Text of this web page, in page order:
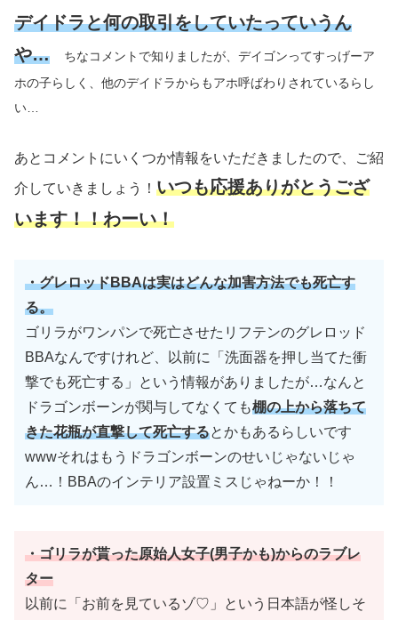
デイドラと何の取引をしていたっていうん
や…
ちなコメントで知りましたが、デイゴンってすっげーア
ホの子らしく、他のデイドラからもアホ呼ばわりされているらし
い…
あとコメントにいくつか情報をいただきましたので、ご紹
介していきましょう！ いつも応援ありがとうござ
います！！わーい！
・グレロッドBBAは実はどんな加害方法でも死亡す
る。
ゴリラがワンパンで死亡させたリフテンのグレロッド
BBAなんですけれど、以前に「洗面器を押し当てた衝
撃でも死亡する」という情報がありましたが…なんと
ドラゴンボーンが関与してなくても棚の上から落ちて
きた花瓶が直撃して死亡するとかもあるらしいです
wwwそれはもうドラゴンボーンのせいじゃないじゃ
ん…！BBAのインテリア設置ミスじゃねーか！！
・ゴリラが貰った原始人女子(男子かも)からのラブレ
ター
以前に「お前を見ているゾ♡」という日本語が怪しそ